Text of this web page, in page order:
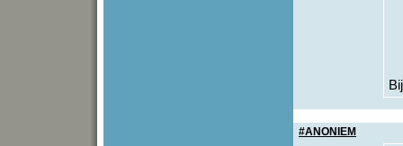
#ANONIEM